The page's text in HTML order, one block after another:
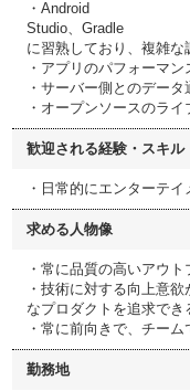
・Android
Studio、Gradle
に習熟しており、複雑
・アプリのパフォーマ
・サーバー側とのデー
・オープンソースのラ
歓迎される経験・スキル
・日常的にエンターテ
求める人物像
・常に品質の高いアウ
・技術に対する向上意
なプロダクトを追求でき
・常に前向きで、チー
勤務地